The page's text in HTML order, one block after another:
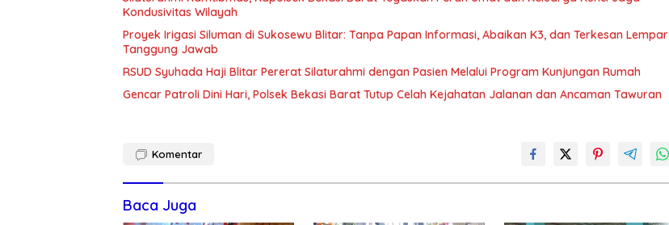
Kondusivitas Wilayah
Proyek Irigasi Siluman di Sukosewu Blitar: Tanpa Papan Informasi, Abaikan K3, dan Terkesan Lempar
Tanggung Jawab
RSUD Syuhada Haji Blitar Pererat Silaturahmi dengan Pasien Melalui Program Kunjungan Rumah
Gencar Patroli Dini Hari, Polsek Bekasi Barat Tutup Celah Kejahatan Jalanan dan Ancaman Tawuran
Komentar
Baca Juga